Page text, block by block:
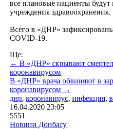
все плановые пациенты
учреждения здравоохранения.
Всего в «ДНР»
COVID-19.
Ще:
← В «ДНР» скрывают
коронавирусом
В «ДНР» врача обвиняют в
коронавирусом →
днр, коронавирус, инфекция,
16.04.2020 23:05
5551
Новини Донбасу